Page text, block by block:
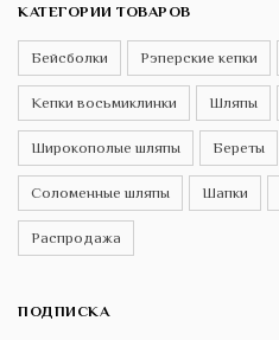
КАТЕГОРИИ ТОВАРОВ
Бейсболки Рэперские кепки
Кепки восьмиклинки Шляпы
Широкополые шляпы Береты
Соломенные шляпы Шапки
Распродажа
ПОДПИСКА